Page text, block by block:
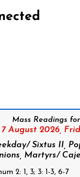
Mass Readings for
7 August 2026,
Sixtus II,
Martyrs/
2: 1, 3; 3: 1-3, 6-7